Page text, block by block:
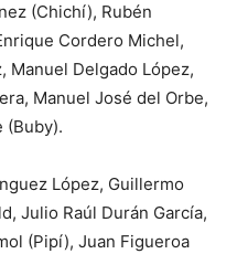
(Chichí), Rubén
Cordero Michel,
Manuel Delgado López,
Manuel José del Orbe,
(Buby).
López, Guillermo
Julio Raúl Durán García,
(Pipí), Juan Figueroa